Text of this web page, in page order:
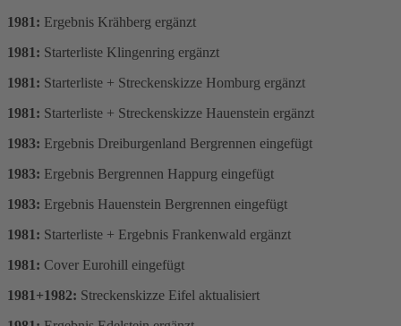
1981: Ergebnis Krähberg ergänzt
1981: Starterliste Klingenring ergänzt
1981: Starterliste + Streckenskizze Homburg ergänzt
1981: Starterliste + Streckenskizze Hauenstein ergänzt
1983: Ergebnis Dreiburgenland Bergrennen eingefügt
1983: Ergebnis Bergrennen Happurg eingefügt
1983: Ergebnis Hauenstein Bergrennen eingefügt
1981: Starterliste + Ergebnis Frankenwald ergänzt
1981: Cover Eurohill eingefügt
1981+1982: Streckenskizze Eifel aktualisiert